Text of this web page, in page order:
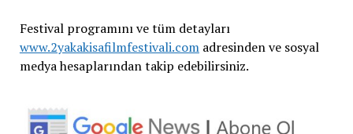
Festival programını ve tüm detayları
www.2yakakisafilmfestivali.comadresinden ve sosyal
medya hesaplarından takip edebilirsiniz.